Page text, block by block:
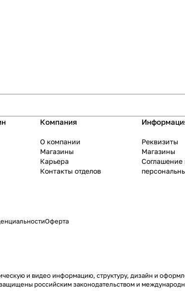
Компания
О компании
Магазины
Карьера
Контакты отделов
Реквизиты
Магазины
Соглашение
Оферта
и видео информацию, структуру, дизайн и
российским законодательством и